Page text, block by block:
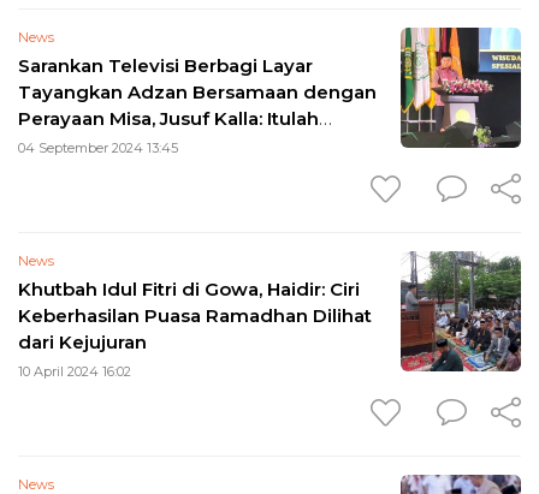
News
Sarankan Televisi Berbagi Layar
Tayangkan Adzan Bersamaan dengan
Perayaan Misa, Jusuf Kalla: Itulah
Toleransi yang Paling Indah
04 September 2024 13:45
News
Khutbah Idul Fitri di Gowa, Haidir: Ciri
Keberhasilan Puasa Ramadhan Dilihat
dari Kejujuran
10 April 2024 16:02
News